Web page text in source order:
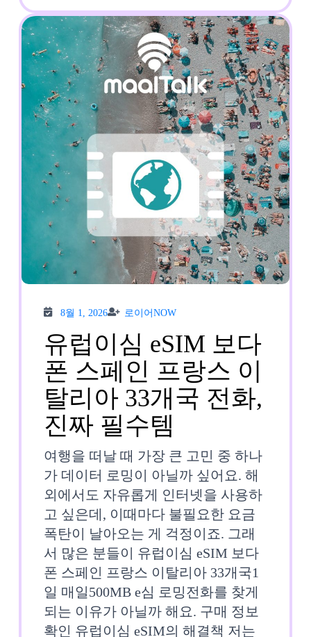
요
이
Chunghwa
3
일
5G
데
이
터
무
제
한
e
심
핫
스
팟
추
천,
이
건
꼭
써
봐
8월 1, 2026
1,
2026
로이어NOW
어
NOW
유럽이심 eSIM 보다
폰 스페인 프랑스 이
탈리아 33개국 전화,
진짜 필수템
럽
이
심
eSIM
보
다
폰
여행을 떠날 때 가장 큰 고민 중 하나
가 데이터 로밍이 아닐까 싶어요. 해
외에서도 자유롭게 인터넷을 사용하
고 싶은데, 이때마다 불필요한 요금
폭탄이 날아오는 게 걱정이죠. 그래
서 많은 분들이 유럽이심 eSIM 보다
폰 스페인 프랑스 이탈리아 33개국1
일 매일500MB e심 로밍전화를 찾게
되는 이유가 아닐까 해요. 구매 정보
확인 유럽이심 eSIM의 해결책 저는